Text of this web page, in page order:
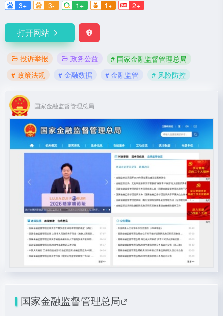
3+
3- 1+ 1+ 2+
打开网站
投诉举报 政务公益
# 国家金融监督管理总局
# 政策法规
# 金融数据 # 金融监管 # 风险防控
国家金融监督管理总局
国家金融监督管理总局